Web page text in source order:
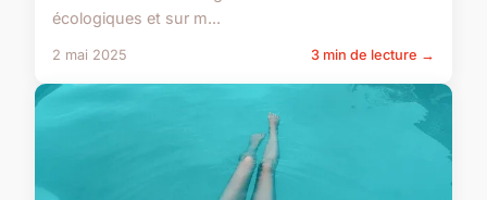
écologiques et sur m...
2 mai 2025 3 min de lecture →